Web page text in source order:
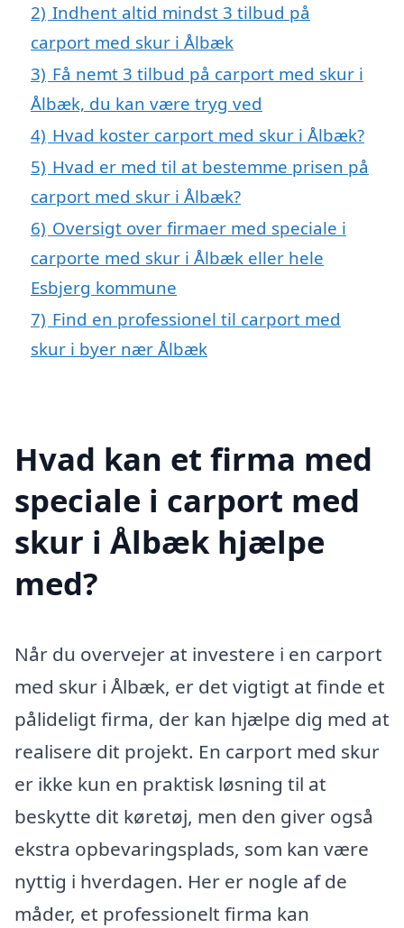
2) Indhent altid mindst 3 tilbud på
carport med skur i Ålbæk
3) Få nemt 3 tilbud på carport med skur i
Ålbæk, du kan være tryg ved
4) Hvad koster carport med skur i Ålbæk?
5) Hvad er med til at bestemme prisen på
carport med skur i Ålbæk?
6) Oversigt over firmaer med speciale i
carporte med skur i Ålbæk eller hele
Esbjerg kommune
7) Find en professionel til carport med
skur i byer nær Ålbæk
Hvad kan et firma med
speciale i carport med
skur i Ålbæk hjælpe
med?
Når du overvejer at investere i en carport
med skur i Ålbæk, er det vigtigt at finde et
pålideligt firma, der kan hjælpe dig med at
realisere dit projekt. En carport med skur
er ikke kun en praktisk løsning til at
beskytte dit køretøj, men den giver også
ekstra opbevaringsplads, som kan være
nyttig i hverdagen. Her er nogle af de
måder, et professionelt firma kan